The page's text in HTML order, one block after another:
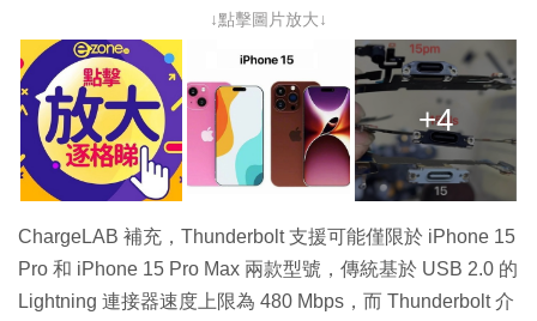
↓點擊圖片放大↓
+4
ChargeLAB 補充，Thunderbolt 支援可能僅限於 iPhone 15
Pro 和 iPhone 15 Pro Max 兩款型號，傳統基於 USB 2.0 的
Lightning 連接器速度上限為 480 Mbps，而 Thunderbolt 介